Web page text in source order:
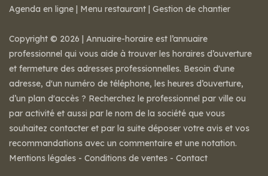
Agenda en ligne | Menu restaurant | Gestion de chantier
Copyright © 2026 | Annuaire-horaire est l’annuaire
professionnel qui vous aide à trouver les horaires d’ouverture
et fermeture des adresses professionnelles. Besoin d'une
adresse, d'un numéro de téléphone, les heures d’ouverture,
d’un plan d'accès ? Recherchez le professionnel par ville ou
par activité et aussi par le nom de la société que vous
souhaitez contacter et par la suite déposer votre avis et vos
recommandations avec un commentaire et une notation.
Mentions légales - Conditions de ventes - Contact